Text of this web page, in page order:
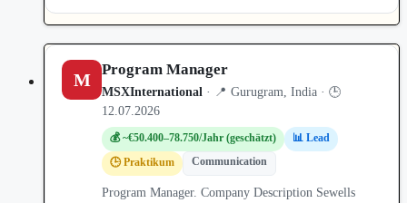
M Program Manager
MSXInternational · 📍 Gurugram, India · 🕒
12.07.2026
💰 ~€50.400–78.750/Jahr (geschätzt)
📊 Lead
🕒 Praktikum
Communication
Program Manager. Company Description Sewells